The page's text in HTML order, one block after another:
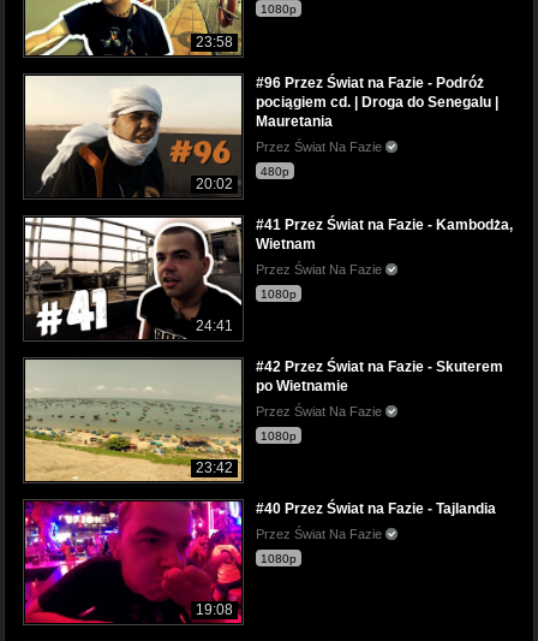
23:58
1080p
20:02
#96 Przez Świat na Fazie - Podróż
pociągiem cd. | Droga do Senegalu |
Mauretania
Przez Świat Na Fazie
480p
24:41
#41 Przez Świat na Fazie - Kambodża,
Wietnam
Przez Świat Na Fazie
1080p
23:42
#42 Przez Świat na Fazie - Skuterem
po Wietnamie
Przez Świat Na Fazie
1080p
19:08
#40 Przez Świat na Fazie - Tajlandia
Przez Świat Na Fazie
1080p